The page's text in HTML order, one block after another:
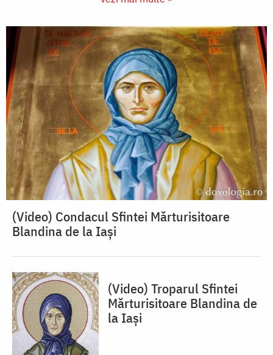
(Video) Condacul Sfintei Mărturisitoare
Blandina de la Iași
(Video) Troparul Sfintei
Mărturisitoare Blandina de
la Iași